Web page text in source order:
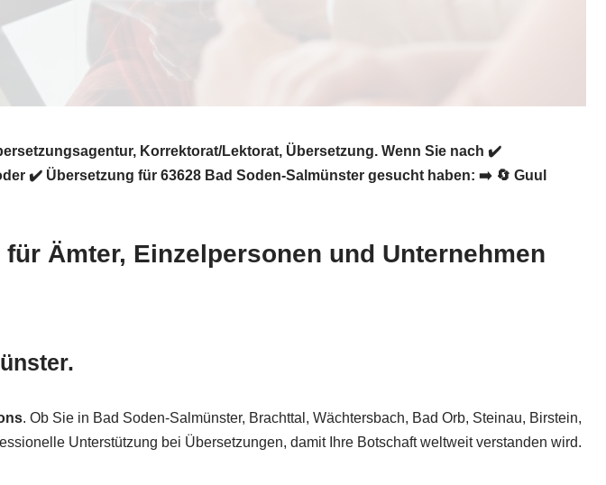
Korrektorat/Lektorat, Übersetzung. Wenn Sie nach ✔️
✔️ Übersetzung für 63628 Bad Soden-Salmünster gesucht haben: ➡️ 🔄 Guul
Ämter, Einzelpersonen und Unternehmen
. Ob Sie in Bad Soden-Salmünster, Brachttal, Wächtersbach, Bad Orb, Steinau, Birstein,
Unterstützung bei Übersetzungen, damit Ihre Botschaft weltweit verstanden wird.